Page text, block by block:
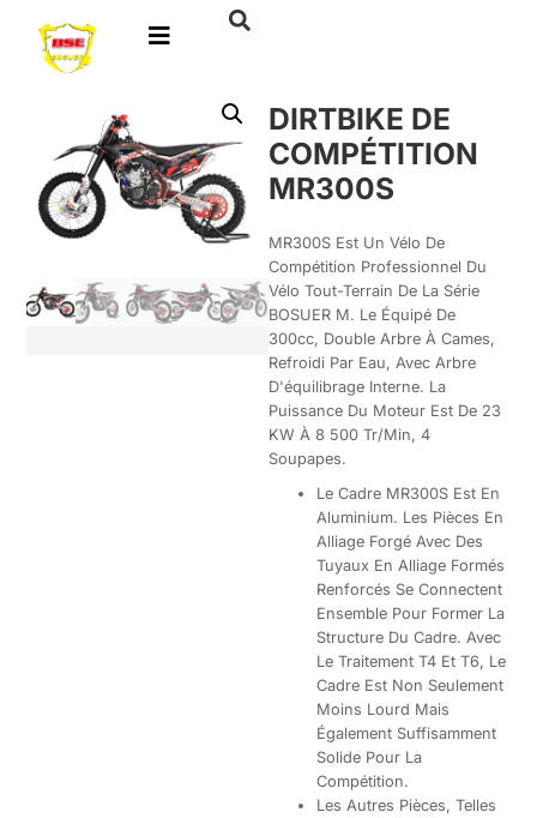
DIRTBIKE DE
COMPÉTITION
MR300S
MR300S Est Un Vélo De
Compétition Professionnel Du
Vélo Tout-Terrain De La Série
BOSUER M. Le Équipé De
300cc, Double Arbre À Cames,
Refroidi Par Eau, Avec Arbre
D'équilibrage Interne. La
Puissance Du Moteur Est De 23
KW À 8 500 Tr/min, 4
Soupapes.
Le Cadre MR300S Est En
Aluminium. Les Pièces En
Alliage Forgé Avec Des
Tuyaux En Alliage Formés
Renforcés Se Connectent
Ensemble Pour Former La
Structure Du Cadre. Avec
Le Traitement T4 Et T6, Le
Cadre Est Non Seulement
Moins Lourd Mais
Également Suffisamment
Solide Pour La
Compétition.
Les Autres Pièces, Telles